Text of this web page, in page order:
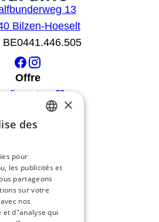
13
Bilzen-Hoeselt
BE0441.446.505
Offre
produits
blog
Giardino
L'équipe
ENGLISH
GERMAN
×
des
pour
les publicités et
partageons
sur votre
nos
d"analyse qui